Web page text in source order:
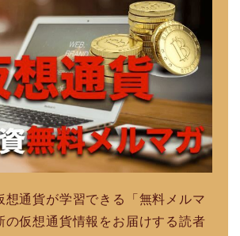
想通貨が学習できる「無料メルマ
の仮想通貨情報をお届けする読者